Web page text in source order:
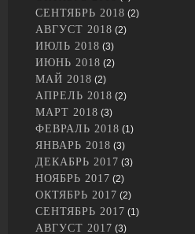
СЕНТЯБРЬ 2018 (2)
АВГУСТ 2018 (2)
ИЮЛЬ 2018 (3)
ИЮНЬ 2018 (2)
МАЙ 2018 (2)
АПРЕЛЬ 2018 (2)
МАРТ 2018 (3)
ФЕВРАЛЬ 2018 (1)
ЯНВАРЬ 2018 (3)
ДЕКАБРЬ 2017 (3)
НОЯБРЬ 2017 (2)
ОКТЯБРЬ 2017 (2)
СЕНТЯБРЬ 2017 (1)
АВГУСТ 2017 (3)